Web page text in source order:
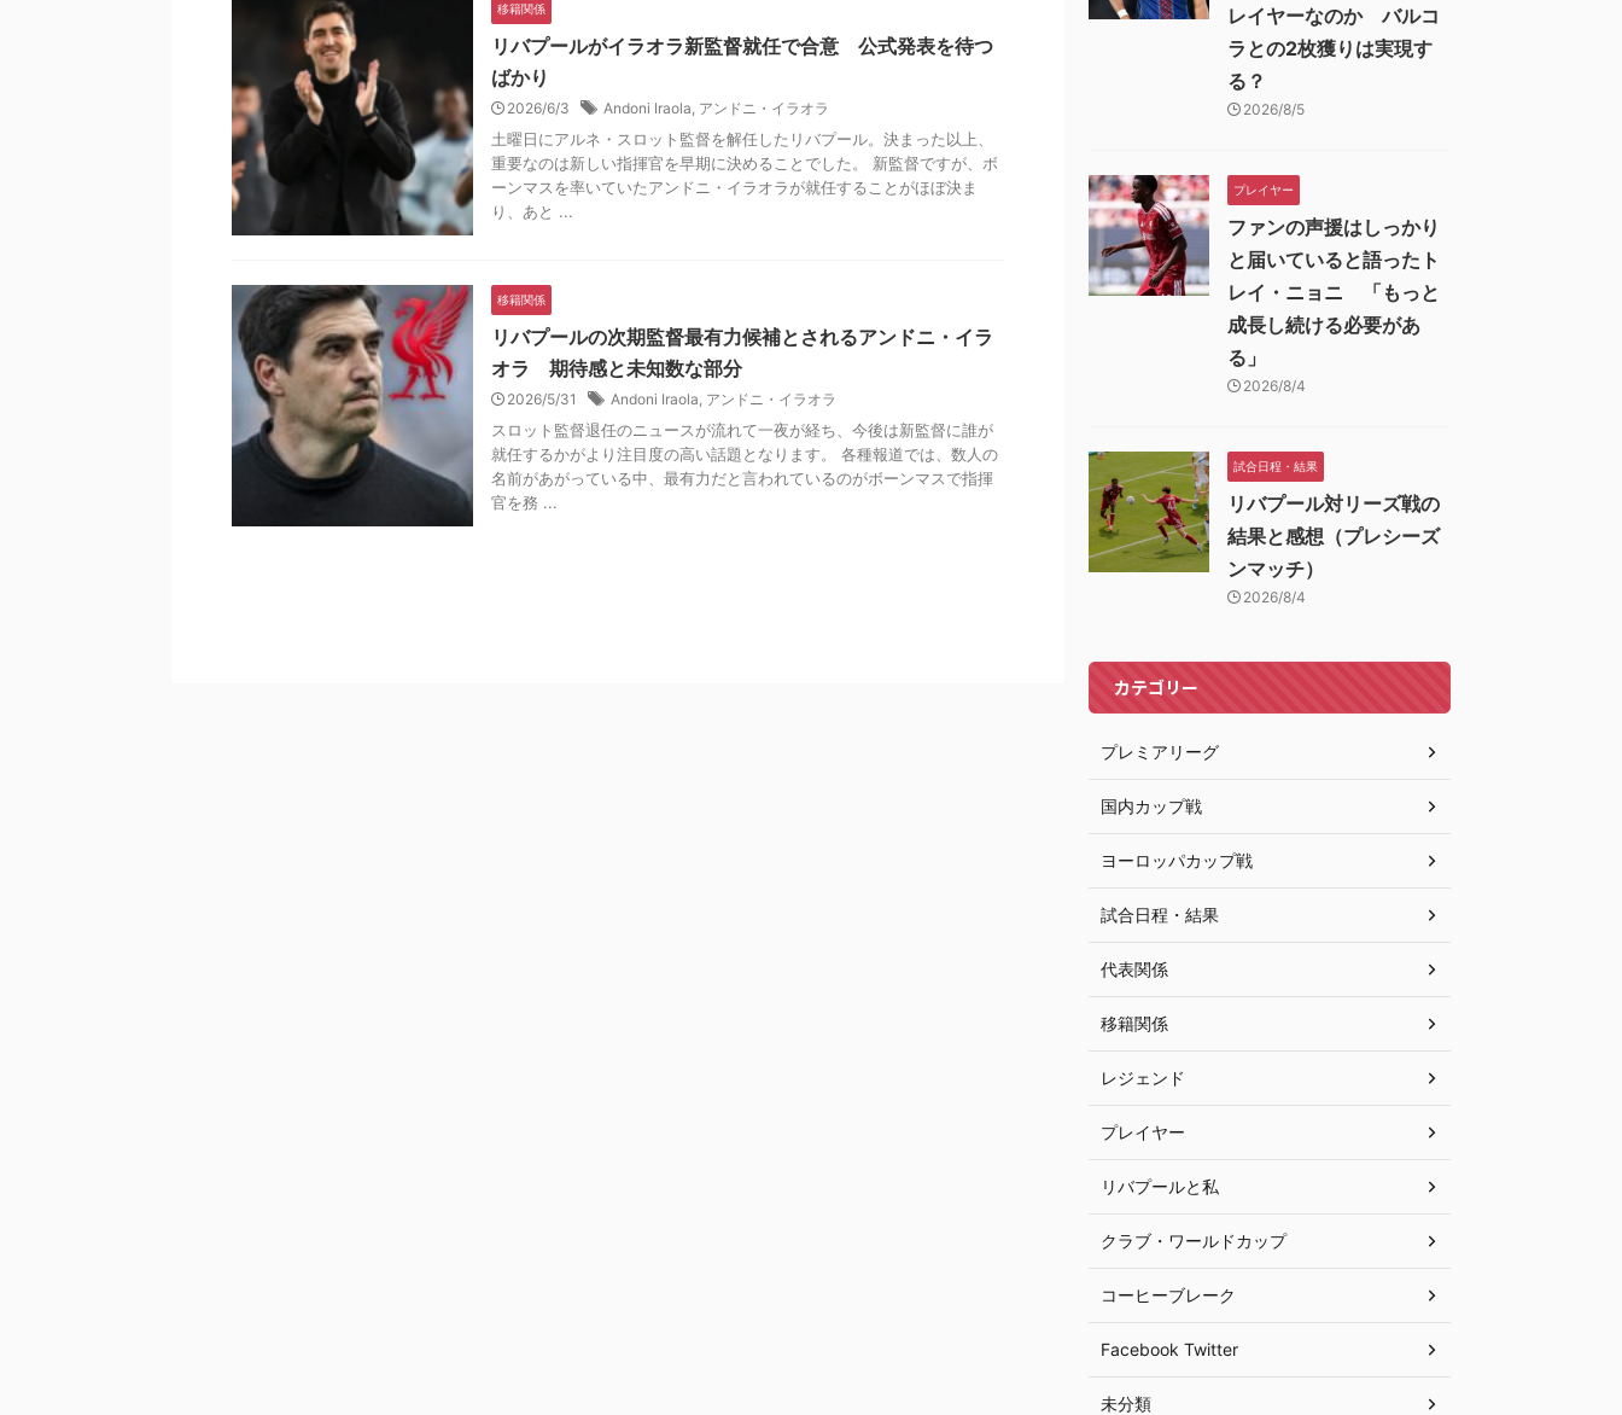
移籍関係
リバプールがイラオラ新監督就任で合意 公式発表を待つ
ばかり
2026/6/3 Andoni Iraola, アンドニ・イラオラ
土曜日にアルネ・スロット監督を解任したリバプール。決まった以上、
重要なのは新しい指揮官を早期に決めることでした。 新監督ですが、ボ
ーンマスを率いていたアンドニ・イラオラが就任することがほぼ決ま
り、あと ...
移籍関係
リバプールの次期監督最有力候補とされるアンドニ・イラ
オラ 期待感と未知数な部分
2026/5/31 Andoni Iraola, アンドニ・イラオラ
スロット監督退任のニュースが流れて一夜が経ち、今後は新監督に誰が
就任するかがより注目度の高い話題となります。 各種報道では、数人の
名前があがっている中、最有力だと言われているのがボーンマスで指揮
官を務 ...
レイヤーなのか バルコ
ラとの2枚獲りは実現す
る？
2026/8/5
プレイヤー
ファンの声援はしっかり
と届いていると語ったト
レイ・ニョニ 「もっと
成長し続ける必要があ
る」
2026/8/4
試合日程・結果
リバプール対リーズ戦の
結果と感想（プレシーズ
ンマッチ）
2026/8/4
カテゴリー
プレミアリーグ
国内カップ戦
ヨーロッパカップ戦
試合日程・結果
代表関係
移籍関係
レジェンド
プレイヤー
リバプールと私
クラブ・ワールドカップ
コーヒーブレーク
Facebook Twitter
未分類